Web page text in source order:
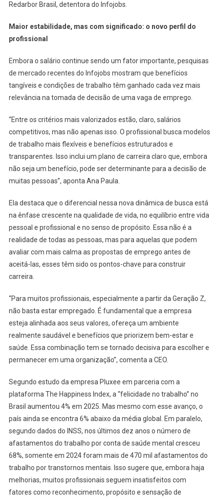
Redarbor Brasil, detentora do Infojobs.
Maior estabilidade, mas com significado: o novo perfil do
profissional
Embora o salário continue sendo um fator importante, pesquisas
de mercado recentes do Infojobs mostram que benefícios
tangíveis e condições de trabalho têm ganhado cada vez mais
relevância na tomada de decisão de uma vaga de emprego.
“Entre os critérios mais valorizados estão, claro, salários
competitivos, mas não apenas isso. O profissional busca modelos
de trabalho mais flexíveis e benefícios estruturados e
transparentes. Isso inclui um plano de carreira claro que, embora
não seja um benefício, pode ser determinante para a decisão de
muitas pessoas”, aponta Ana Paula.
Ela destaca que o diferencial nessa nova dinâmica de busca está
na ênfase crescente na qualidade de vida, no equilíbrio entre vida
pessoal e profissional e no senso de propósito. Essa não é a
realidade de todas as pessoas, mas para aquelas que podem
avaliar com mais calma as propostas de emprego antes de
aceitá-las, esses têm sido os pontos-chave para construir
carreira.
“Para muitos profissionais, especialmente a partir da Geração Z,
não basta estar empregado. É fundamental que a empresa
esteja alinhada aos seus valores, ofereça um ambiente
realmente saudável e benefícios que priorizem bem-estar e
saúde. Essa combinação tem se tornado decisiva para escolher e
permanecer em uma organização”, comenta a CEO.
Segundo estudo da empresa Pluxee em parceria com a
plataforma The Happiness Index, a “felicidade no trabalho” no
Brasil aumentou 4% em 2025. Mas mesmo com esse avanço, o
país ainda se encontra 6% abaixo da média global. Em paralelo,
segundo dados do INSS, nos últimos dez anos o número de
afastamentos do trabalho por conta de saúde mental cresceu
68%, somente em 2024 foram mais de 470 mil afastamentos do
trabalho por transtornos mentais. Isso sugere que, embora haja
melhorias, muitos profissionais seguem insatisfeitos com
fatores como reconhecimento, propósito e sensação de